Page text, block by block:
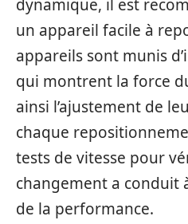
dynamique, il est
un appareil facile à
appareils sont munis
qui montrent la force
ainsi l’ajustement de
chaque
tests de vitesse pour
changement a conduit
de la performance.